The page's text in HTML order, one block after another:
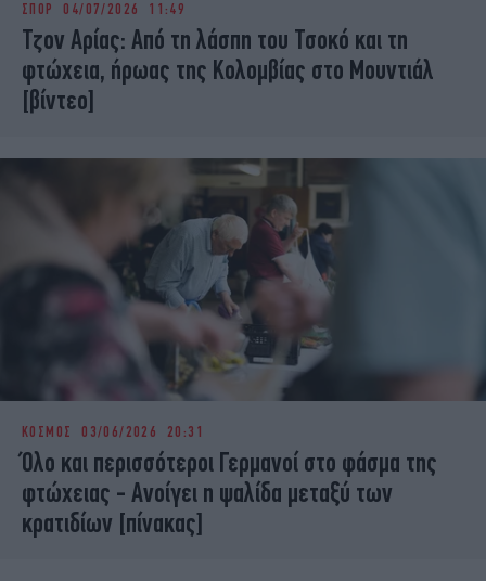
iBOOKS
OSCARS
THE OCEAN
MEDIA
ELAMEFORA
ΣΠΟΡ 04/07/2026 11:49
Τζον Αρίας: Από τη λάσπη του Τσοκό και τη
φτώχεια, ήρωας της Κολομβίας στο Μουντιάλ
[βίντεο]
ΚΟΣΜΟΣ 03/06/2026 20:31
Όλο και περισσότεροι Γερμανοί στο φάσμα της
φτώχειας - Ανοίγει η ψαλίδα μεταξύ των
κρατιδίων [πίνακας]